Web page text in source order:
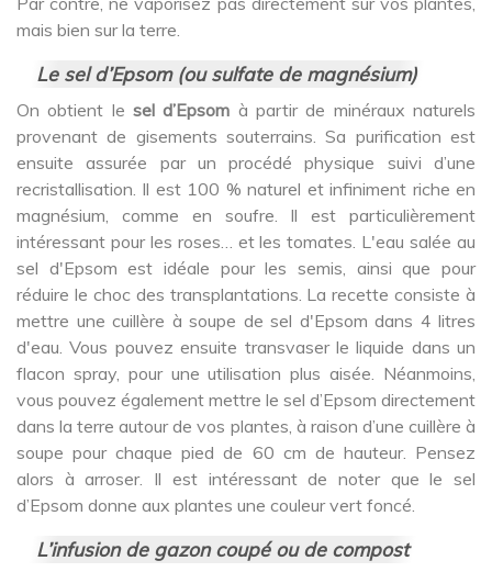
mais bien sur la terre.
Le sel d’Epsom (ou sulfate de magnésium)
On obtient le sel d’Epsom à partir de minéraux naturels
provenant de gisements souterrains. Sa purification est
ensuite assurée par un procédé physique suivi d’une
recristallisation. Il est 100 % naturel et infiniment riche en
magnésium, comme en soufre. Il est particulièrement
intéressant pour les roses… et les tomates. L'eau salée au
sel d'Epsom est idéale pour les semis, ainsi que pour
réduire le choc des transplantations. La recette consiste à
mettre une cuillère à soupe de sel d'Epsom dans 4 litres
d'eau. Vous pouvez ensuite transvaser le liquide dans un
flacon spray, pour une utilisation plus aisée. Néanmoins,
vous pouvez également mettre le sel d’Epsom directement
dans la terre autour de vos plantes, à raison d’une cuillère à
soupe pour chaque pied de 60 cm de hauteur. Pensez
alors à arroser. Il est intéressant de noter que le sel
d’Epsom donne aux plantes une couleur vert foncé.
L’infusion de gazon coupé ou de compost